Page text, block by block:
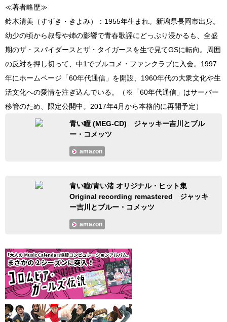
≪著者略歴≫
鈴木清美（すずき・きよみ）：1955年生まれ。新潟県長岡市出身。
幼少の頃から叔母や姉の影響で青春歌謡にどっぷり浸かるも、全盛
期のザ・スパイダースとザ・タイガースを生で見てGSに転向。周囲
の反対を押し切って、中1でブルコメ・ファンクラブに入会。1997
年にホームページ「60年代通信」を開設、1960年代の大衆文化や生
活文化への愛情を注ぎ込んでいる。（※「60年代通信」はサーバー
移管のため、限定公開中。2017年4月から本格的に再開予定）
青い瞳 (MEG-CD) ジャッキー吉川とブル
ー・コメッツ
amazon
青い瞳/青い渚 オリジナル・ヒット集
Original recording remastered ジャッキ
ー吉川とブルー・コメッツ
amazon